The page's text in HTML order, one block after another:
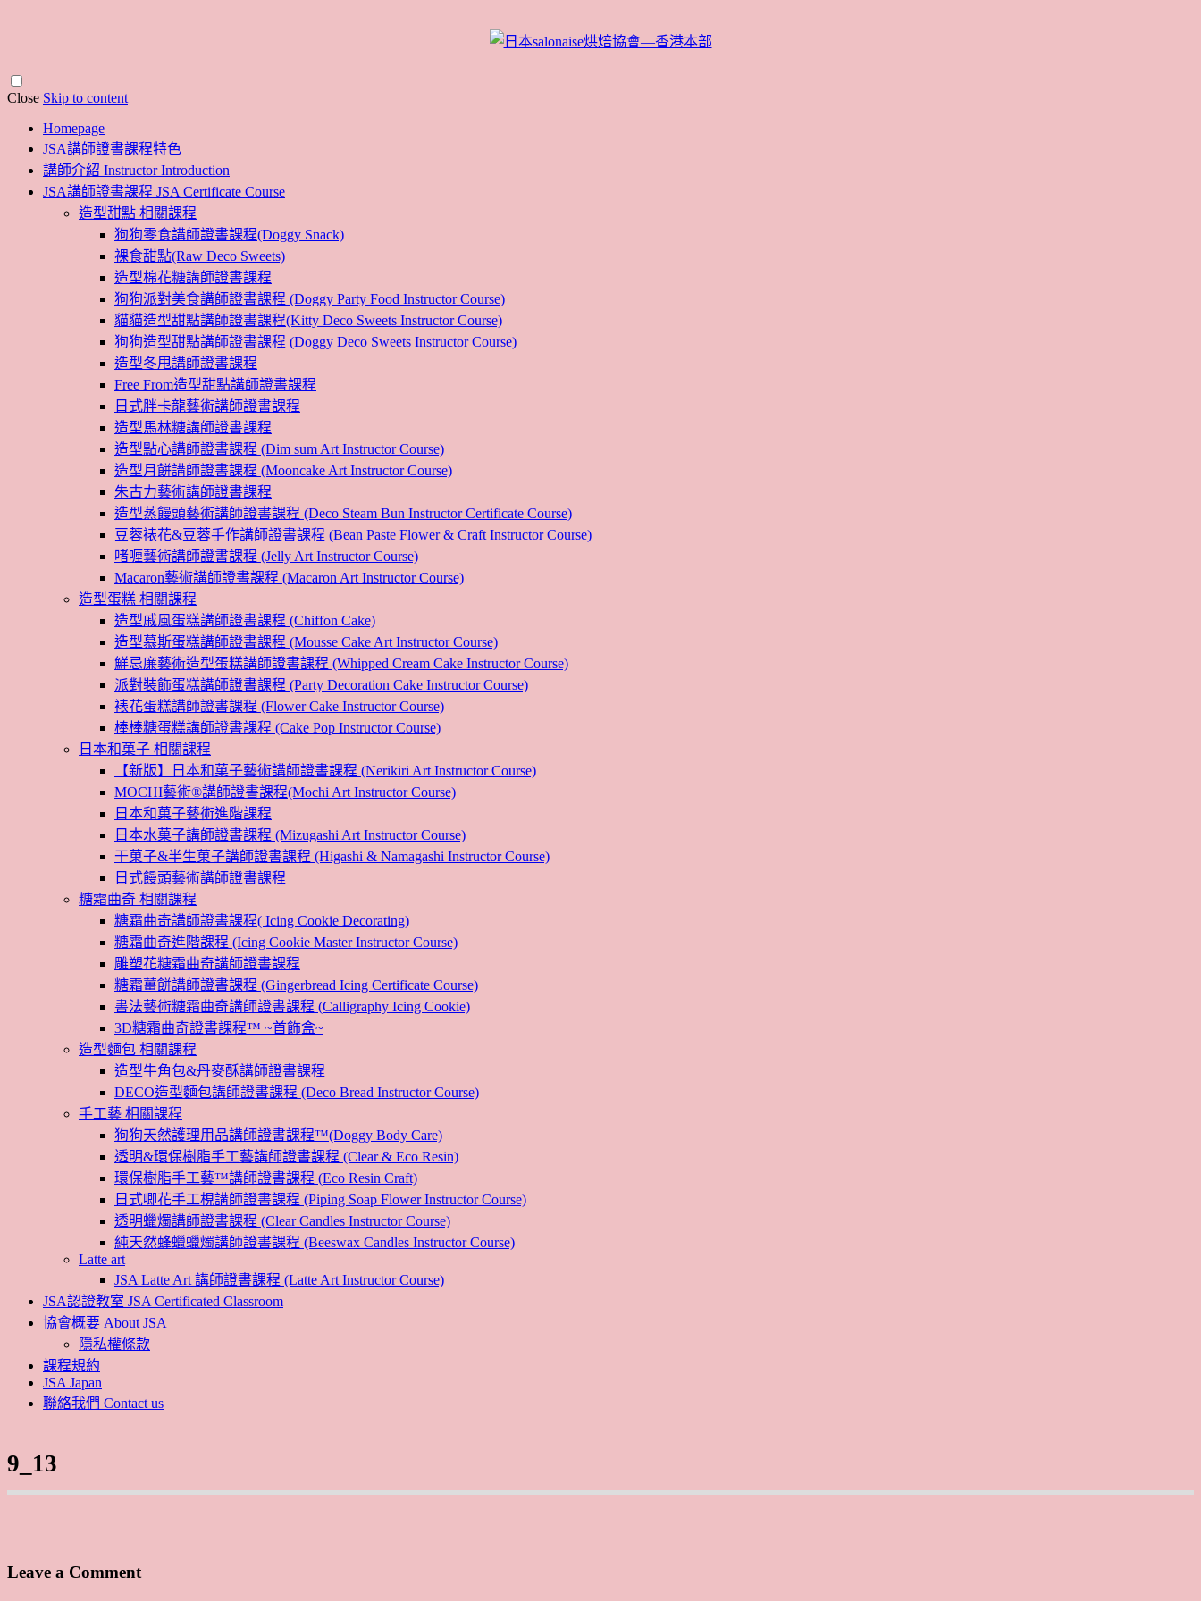
Close Skip to content
Homepage
JSA講師證書課程特色
講師介紹 Instructor Introduction
JSA講師證書課程 JSA Certificate Course
造型甜點 相關課程
狗狗零食講師證書課程(Doggy Snack)
裸食甜點(Raw Deco Sweets)
造型棉花糖講師證書課程
狗狗派對美食講師證書課程 (Doggy Party Food Instructor Course)
貓貓造型甜點講師證書課程(Kitty Deco Sweets Instructor Course)
狗狗造型甜點講師證書課程 (Doggy Deco Sweets Instructor Course)
造型冬甩講師證書課程
Free From造型甜點講師證書課程
日式胖卡龍藝術講師證書課程
造型馬林糖講師證書課程
造型點心講師證書課程 (Dim sum Art Instructor Course)
造型月餅講師證書課程 (Mooncake Art Instructor Course)
朱古力藝術講師證書課程
造型蒸饅頭藝術講師證書課程 (Deco Steam Bun Instructor Certificate Course)
豆蓉裱花&豆蓉手作講師證書課程 (Bean Paste Flower & Craft Instructor Course)
啫喱藝術講師證書課程 (Jelly Art Instructor Course)
Macaron藝術講師證書課程 (Macaron Art Instructor Course)
造型蛋糕 相關課程
造型戚風蛋糕講師證書課程 (Chiffon Cake)
造型慕斯蛋糕講師證書課程 (Mousse Cake Art Instructor Course)
鮮忌廉藝術造型蛋糕講師證書課程 (Whipped Cream Cake Instructor Course)
派對裝飾蛋糕講師證書課程 (Party Decoration Cake Instructor Course)
裱花蛋糕講師證書課程 (Flower Cake Instructor Course)
棒棒糖蛋糕講師證書課程 (Cake Pop Instructor Course)
日本和菓子 相關課程
【新版】日本和菓子藝術講師證書課程 (Nerikiri Art Instructor Course)
MOCHI藝術®講師證書課程(Mochi Art Instructor Course)
日本和菓子藝術進階課程
日本水菓子講師證書課程 (Mizugashi Art Instructor Course)
干菓子&半生菓子講師證書課程 (Higashi & Namagashi Instructor Course)
日式饅頭藝術講師證書課程
糖霜曲奇 相關課程
糖霜曲奇講師證書課程( Icing Cookie Decorating)
糖霜曲奇進階課程 (Icing Cookie Master Instructor Course)
雕塑花糖霜曲奇講師證書課程
糖霜薑餅講師證書課程 (Gingerbread Icing Certificate Course)
書法藝術糖霜曲奇講師證書課程 (Calligraphy Icing Cookie)
3D糖霜曲奇證書課程™ ~首飾盒~
造型麵包 相關課程
造型牛角包&丹麥酥講師證書課程
DECO造型麵包講師證書課程 (Deco Bread Instructor Course)
手工藝 相關課程
狗狗天然護理用品講師證書課程™(Doggy Body Care)
透明&環保樹脂手工藝講師證書課程 (Clear & Eco Resin)
環保樹脂手工藝™講師證書課程 (Eco Resin Craft)
日式唧花手工梘講師證書課程 (Piping Soap Flower Instructor Course)
透明蠟燭講師證書課程 (Clear Candles Instructor Course)
純天然蜂蠟蠟燭講師證書課程 (Beeswax Candles Instructor Course)
Latte art
JSA Latte Art 講師證書課程 (Latte Art Instructor Course)
JSA認證教室 JSA Certificated Classroom
協會概要 About JSA
隱私權條款
課程規約
JSA Japan
聯絡我們 Contact us
9_13
Leave a Comment